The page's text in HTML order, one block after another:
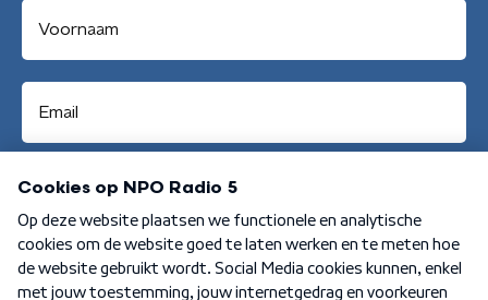
Aanmelden
Algemene voorwaarden